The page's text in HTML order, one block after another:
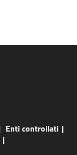
Enti controllati